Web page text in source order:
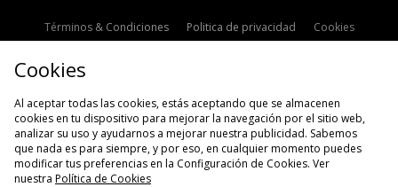
Términos & Condiciones Politica de privacidad
Cookies
Cookies
Al aceptar todas las cookies, estás aceptando que se almacenen
cookies en tu dispositivo para mejorar la navegación por el sitio web,
analizar su uso y ayudarnos a mejorar nuestra publicidad. Sabemos
que nada es para siempre, y por eso, en cualquier momento puedes
modificar tus preferencias en la Configuración de Cookies. Ver
nuestra Política de Cookies